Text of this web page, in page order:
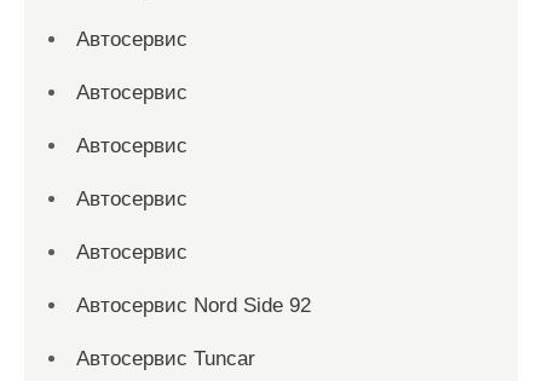
Автосервис
Автосервис
Автосервис
Автосервис
Автосервис
Автосервис Nord Side 92
Автосервис Tuncar